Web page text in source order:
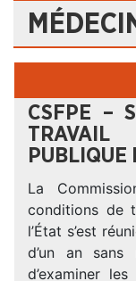
CSFPE –
TRAVAIL
PUBLIQUE
La
conditions de
l’État s’est
d’un an sans
d’examiner